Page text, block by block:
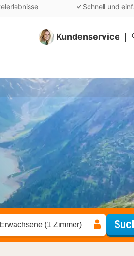
Schnell und
Kundenservice
(1 Zimmer)